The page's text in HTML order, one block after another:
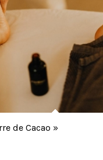
de Cacao »